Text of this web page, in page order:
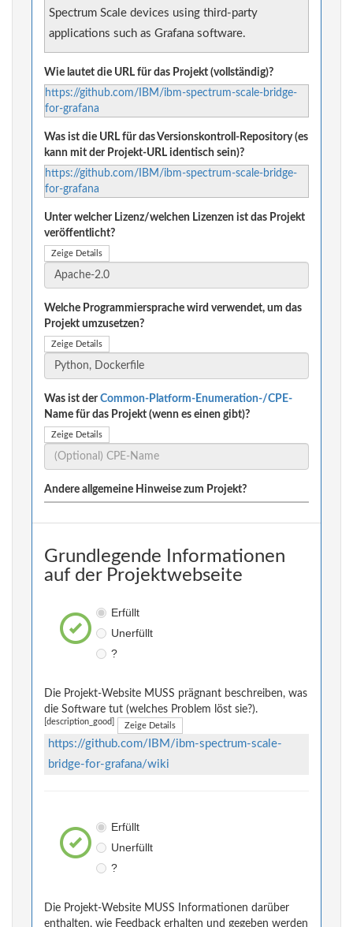
Spectrum Scale devices using third-party
applications such as Grafana software.
Wie lautet die URL für das Projekt (vollständig)?
https://github.com/IBM/ibm-spectrum-scale-bridge-
for-grafana
Was ist die URL für das Versionskontroll-Repository (es
kann mit der Projekt-URL identisch sein)?
https://github.com/IBM/ibm-spectrum-scale-bridge-
for-grafana
Unter welcher Lizenz/welchen Lizenzen ist das Projekt
veröffentlicht?
Zeige Details
Welche Programmiersprache wird verwendet, um das
Projekt umzusetzen?
Zeige Details
Was ist derCommon-Platform-Enumeration-/CPE-
Name für das Projekt (wenn es einen gibt)?
Zeige Details
Andere allgemeine Hinweise zum Projekt?
Grundlegende Informationen
auf der Projektwebseite
Erfüllt
Unerfüllt
?
Die Projekt-Website MUSS prägnant beschreiben, was
die Software tut (welches Problem löst sie?).
[description_good] Zeige Details
https://github.com/IBM/ibm-spectrum-scale-
bridge-for-grafana/wiki
Erfüllt
Unerfüllt
?
Die Projekt-Website MUSS Informationen darüber
enthalten, wie Feedback erhalten und gegeben werden